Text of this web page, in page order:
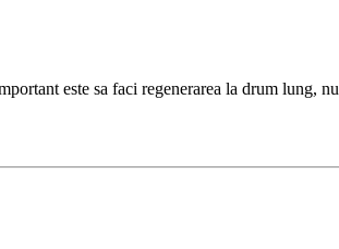
este sa faci regenerarea la drum lung, nu